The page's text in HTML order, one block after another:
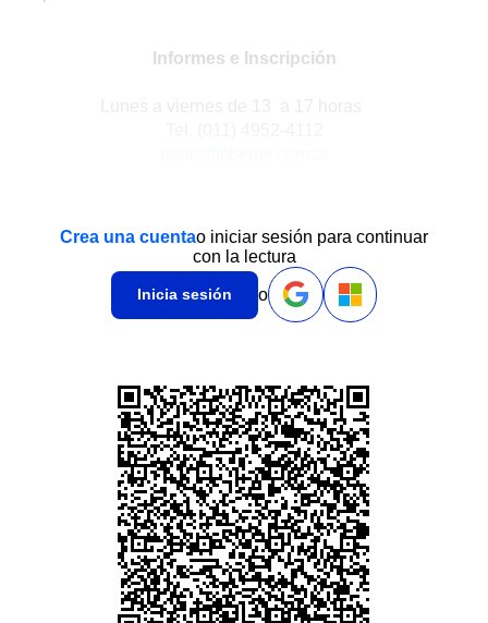
Informes e Inscripción
Crea una cuentao iniciar sesión para continuar
con la lectura
Inicia sesión o